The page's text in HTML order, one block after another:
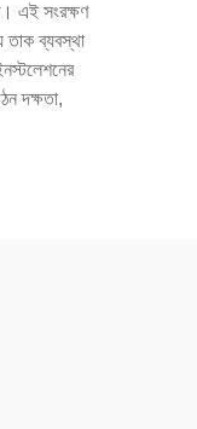
এই সংরক্ষণ
তাক ব্যবস্থা
দক্ষতা,